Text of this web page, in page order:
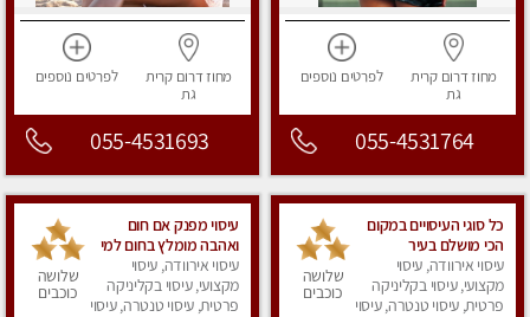
מחוז דרוםקרית
גת
לפרטים נוספים
055-4531764
מחוז דרוםקרית
גת
לפרטים נוספים
055-4531693
כל סוגי העיסויים במקום
הכי מושלם בעיר
בירושלים
עיסוי אירוודה, עיסוי
מקצועי, עיסוי בקליניקה
פרטית, עיסוי טנטרה, עיסוי
שלושה
כוכבים
עיסוי מפנק אם חום
ואהבה מומלץ בחום למי
שרוצה להירגע- מומלץ
לחלוטין! פרטי
עיסוי אירוודה, עיסוי
מקצועי, עיסוי בקליניקה
פרטית, עיסוי טנטרה, עיסוי
שלושה
כוכבים